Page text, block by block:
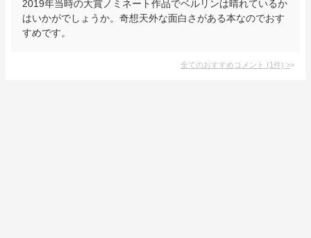
2019年当時の大賞ノミネート作品でベルリンは晴れているか
はいかがでしょうか。奇想天外な面白さがある本なのでおす
すめです。
全てのおすすめコメント (1件) >